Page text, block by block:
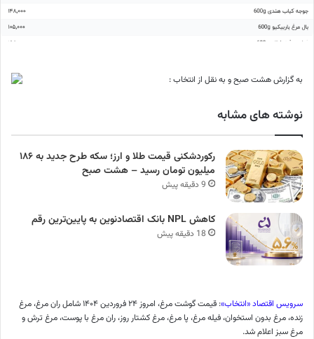
به گزارش هشت صبح و به نقل از انتخاب :
نوشته های مشابه
رکوردشکنی قیمت طلا و ارز؛ سکه طرح جدید به ۱۸۶
میلیون تومان رسید – هشت صبح
9 دقیقه پیش
کاهش NPL بانک اقتصادنوین به پایین‌ترین رقم
18 دقیقه پیش
سرویس اقتصاد «انتخاب»
: قیمت گوشت مرغ، امروز ۲۴ فروردین ۱۴۰۴ شامل ران مرغ، مرغ
زنده، مرغ بدون استخوان، فیله مرغ، پا مرغ، مرغ کشتار روز، ران مرغ با پوست، مرغ ترش و
مرغ سبز اعلام شد.